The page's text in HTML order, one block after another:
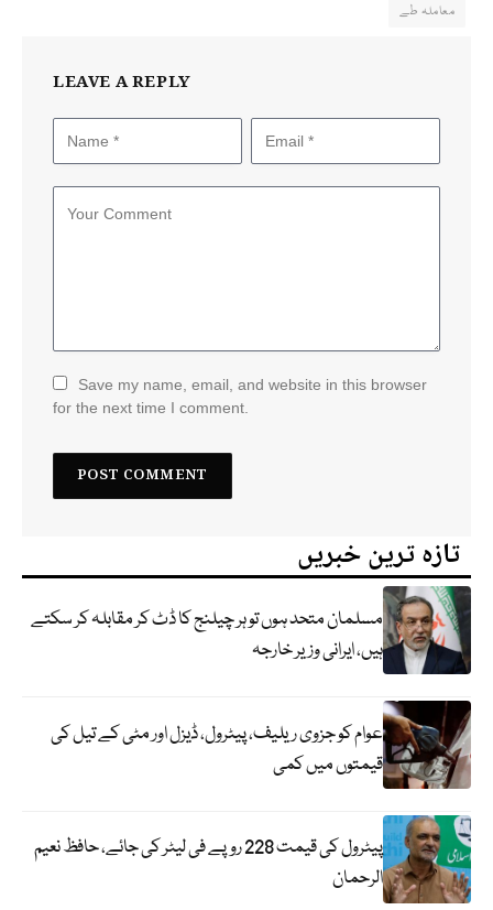
معاملہ طے
LEAVE A REPLY
Save my name, email, and website in this browser
for the next time I comment.
تازہ ترین خبریں
مسلمان متحد ہوں تو ہر چیلنج کا ڈٹ کر مقابلہ کر سکتے
ہیں، ایرانی وزیر خارجہ
عوام کو جزوی ریلیف، پیٹرول، ڈیزل اور مٹی کے تیل کی
قیمتوں میں کمی
پیٹرول کی قیمت 228 روپے فی لیٹر کی جائے، حافظ نعیم
الرحمان